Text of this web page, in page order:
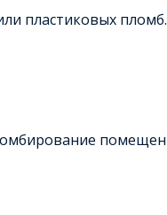
пластиковых пломб.